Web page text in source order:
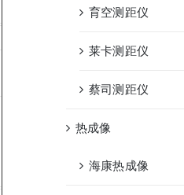
育空测距仪
莱卡测距仪
蔡司测距仪
热成像
海康热成像